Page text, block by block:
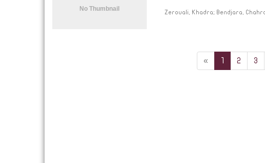
Zerouali, Khadra; Bendjara,
« 1 2 3